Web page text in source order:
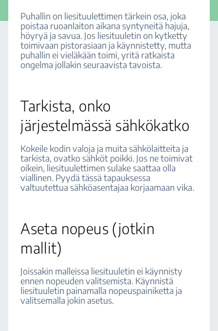
Puhallin on liesituulettimen tärkein osa, joka
poistaa ruoanlaiton aikana syntyneitä hajuja,
höyryä ja savua. Jos liesituuletin on kytketty
toimivaan pistorasiaan ja käynnistetty, mutta
puhallin ei vieläkään toimi, yritä ratkaista
ongelma jollakin seuraavista tavoista.
Tarkista, onko
järjestelmässä sähkökatko
Kokeile kodin valoja ja muita sähkölaitteita ja
tarkista, ovatko sähköt poikki. Jos ne toimivat
oikein, liesituulettimen sulake saattaa olla
viallinen. Pyydä tässä tapauksessa
valtuutettua sähköasentajaa korjaamaan vika.
Aseta nopeus (jotkin
mallit)
Joissakin malleissa liesituuletin ei käynnisty
ennen nopeuden valitsemista. Käynnistä
liesituuletin painamalla nopeuspainiketta ja
valitsemalla jokin asetus.